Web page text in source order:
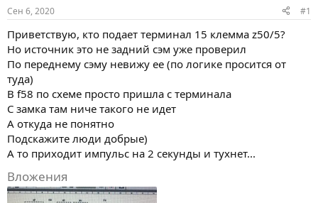
м
ы
а
л
Сен 6, 2020 #1
Приветствую, кто подает терминал 15 клемма z50/5?
Но источник это не задний сэм уже проверил
По переднему сэму невижу ее (по логике просится от
туда)
В f58 по схеме просто пришла с терминала
С замка там ниче такого не идет
А откуда не понятно
Подскажите люди добрые)
А то приходит импульс на 2 секунды и тухнет...
Вложения